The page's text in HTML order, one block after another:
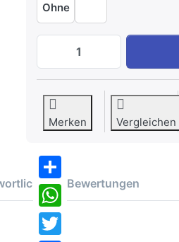
Ohne
Dunoon
Merken Vergleichen
Share
WhatsApp
Bewertungen